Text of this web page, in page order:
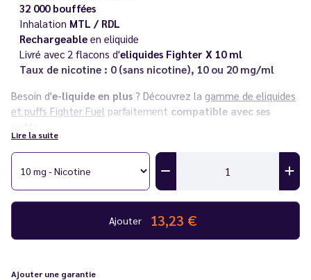
32 000 bouffées
Inhalation MTL / RDL
Rechargeable en eliquide
Livré avec 2 flacons d'eliquides Fighter X 10 ml
Taux de nicotine : 0 (sans nicotine), 10 ou 20 mg/ml
Besoin d'e-liquide en plus ? Découvrez la gamme de eliquides
et puffs Fighter Fuel parfaitement compatible avec ses
Vous rencontrez un souci avec votre cigarette électronique ?
Consultez notreguide des différentes pannes
Lire la suite
Ajouter 13,23 €
Ajouter une garantie